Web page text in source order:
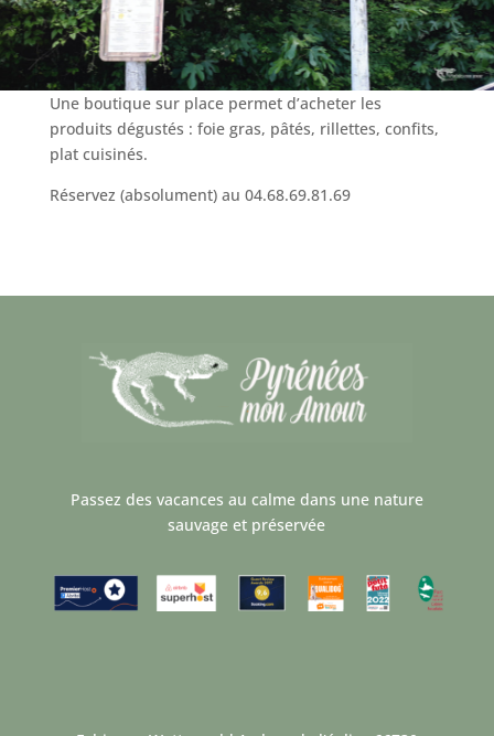
Une boutique sur place permet d’acheter les
produits dégustés : foie gras, pâtés, rillettes, confits,
plat cuisinés.
Réservez (absolument) au 04.68.69.81.69
Passez des vacances au calme dans une nature
sauvage et préservée